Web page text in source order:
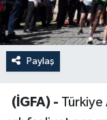
Paylaş
(İGFA) -